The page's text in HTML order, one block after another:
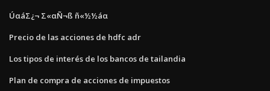
ÚαáΣ¿¬ Σ«αÑ¬ß ñ«½½áα
Precio de las acciones de hdfc adr
Los tipos de interés de los bancos de tailandia
Plan de compra de acciones de impuestos